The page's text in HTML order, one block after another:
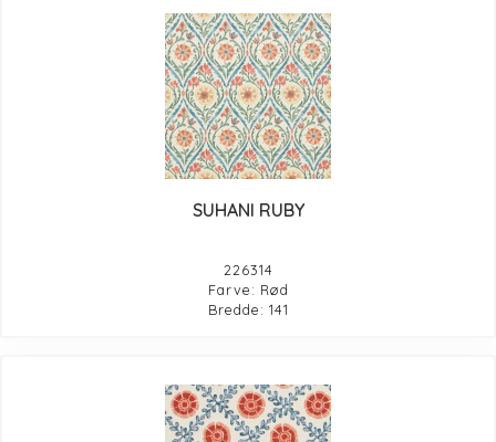
SUHANI RUBY
226314
Farve: Rød
Bredde: 141